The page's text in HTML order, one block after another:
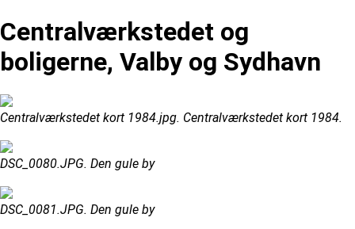
Centralværkstedet og
boligerne, Valby og Sydhavn
Centralværkstedet kort 1984.jpg. Centralværkstedet kort 1984.
DSC_0080.JPG. Den gule by
DSC_0081.JPG. Den gule by